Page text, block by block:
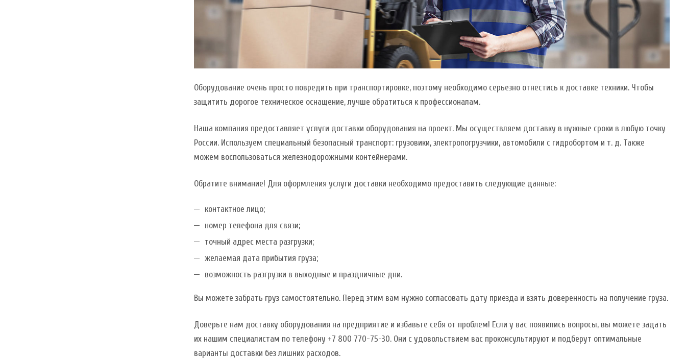
Оборудование очень просто повредить при транспортировке, поэтому необходимо серьезно отнестись к доставке техники. Чтобы
защитить дорогое техническое оснащение, лучше обратиться к профессионалам.
Наша компания предоставляет услуги доставки оборудования на проект. Мы осуществляем доставку в нужные сроки в любую точку
России. Используем специальный безопасный транспорт: грузовики, электропогрузчики, автомобили с гидробортом и т. д. Также
можем воспользоваться железнодорожными контейнерами.
Обратите внимание! Для оформления услуги доставки необходимо предоставить следующие данные:
контактное лицо;
номер телефона для связи;
точный адрес места разгрузки;
желаемая дата прибытия груза;
возможность разгрузки в выходные и праздничные дни.
Вы можете забрать груз самостоятельно. Перед этим вам нужно согласовать дату приезда и взять доверенность на получение груза.
Доверьте нам доставку оборудования на предприятие и избавьте себя от проблем! Если у вас появились вопросы, вы можете задать
их нашим специалистам по телефону +7 800 770-75-30. Они с удовольствием вас проконсультируют и подберут оптимальные
варианты доставки без лишних расходов.